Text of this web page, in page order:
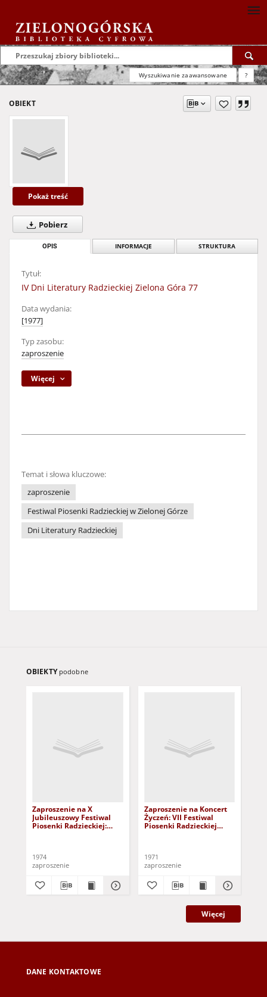
Wyszukiwanie zaawansowane ?
OBIEKT
Pokaż treść
Pobierz
OPIS INFORMACJE STRUKTURA
Tytuł:
IV Dni Literatury Radzieckiej Zielona Góra 77
Data wydania:
[1977]
Typ zasobu:
zaproszenie
Więcej
Temat i słowa kluczowe:
zaproszenie
Festiwal Piosenki Radzieckiej w Zielonej Górze
Dni Literatury Radzieckiej
OBIEKTY podobne
Zaproszenie na X
Jubileuszowy Festiwal
Piosenki Radzieckiej:
1974
zaproszenie
Zaproszenie na Koncert
Życzeń: VII Festiwal
Piosenki Radzieckiej
1971
zaproszenie
Więcej
DANE KONTAKTOWE